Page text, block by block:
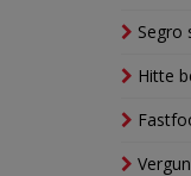
Segro
Hitte